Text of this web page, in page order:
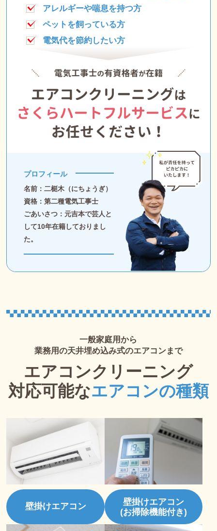
アレルギーや喘息を持つ方
ペットを飼っている方
電気代を節約したい方
プロフィール
名前：二梃木（にちょうぎ）
資格：第二種電気工事士
ごあいさつ：元吉本で芸人と
して10年在籍しておりまし
た。
一般家庭用から
業務用の天井埋め込み式のエアコンまで
エアコンクリーニング
対応可能なエアコンの種類
壁掛けエアコン
壁掛けエアコン
(お掃除機能付き)